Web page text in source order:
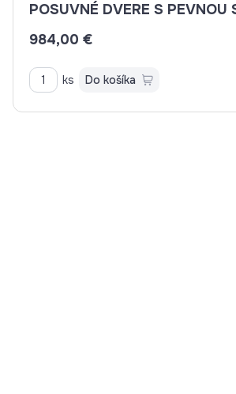
POSUVNÉ DVERE S PEVNOU
984,00 €
ks Do košíka